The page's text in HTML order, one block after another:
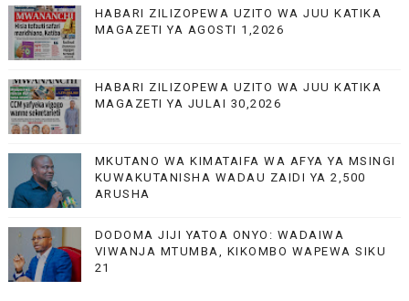
HABARI ZILIZOPEWA UZITO WA JUU KATIKA
MAGAZETI YA AGOSTI 1,2026
HABARI ZILIZOPEWA UZITO WA JUU KATIKA
MAGAZETI YA JULAI 30,2026
MKUTANO WA KIMATAIFA WA AFYA YA MSINGI
KUWAKUTANISHA WADAU ZAIDI YA 2,500
ARUSHA
DODOMA JIJI YATOA ONYO: WADAIWA
VIWANJA MTUMBA, KIKOMBO WAPEWA SIKU
21